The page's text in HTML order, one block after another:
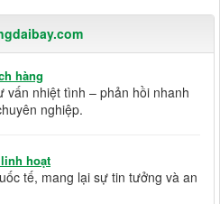
hàng
vấn nhiệt tình – phản hồi nhanh
nghiệp.
hoạt
tế, mang lại sự tin tưởng và an